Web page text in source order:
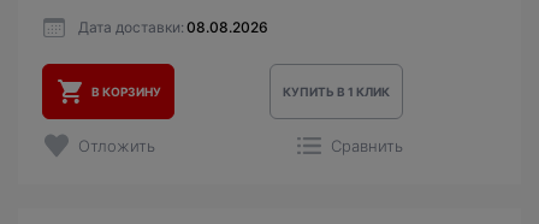
Дата доставки: 08.08.2026
В КОРЗИНУ КУПИТЬ В 1 КЛИК
Отложить Сравнить